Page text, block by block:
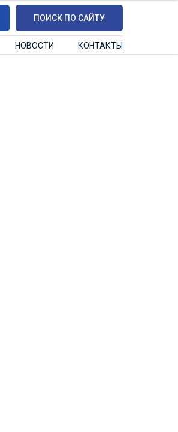
ПОИСК ПО САЙТУ
НОВОСТИ КОНТАКТЫ